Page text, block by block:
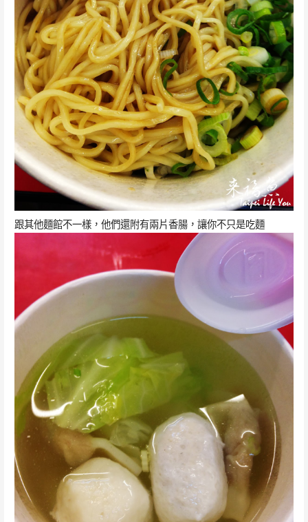
跟其他麵館不一樣，他們還附有兩片香腸，讓你不只是吃麵